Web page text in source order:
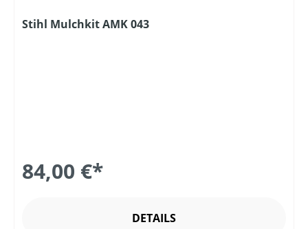
Stihl Mulchkit AMK 043
84,00 €*
DETAILS